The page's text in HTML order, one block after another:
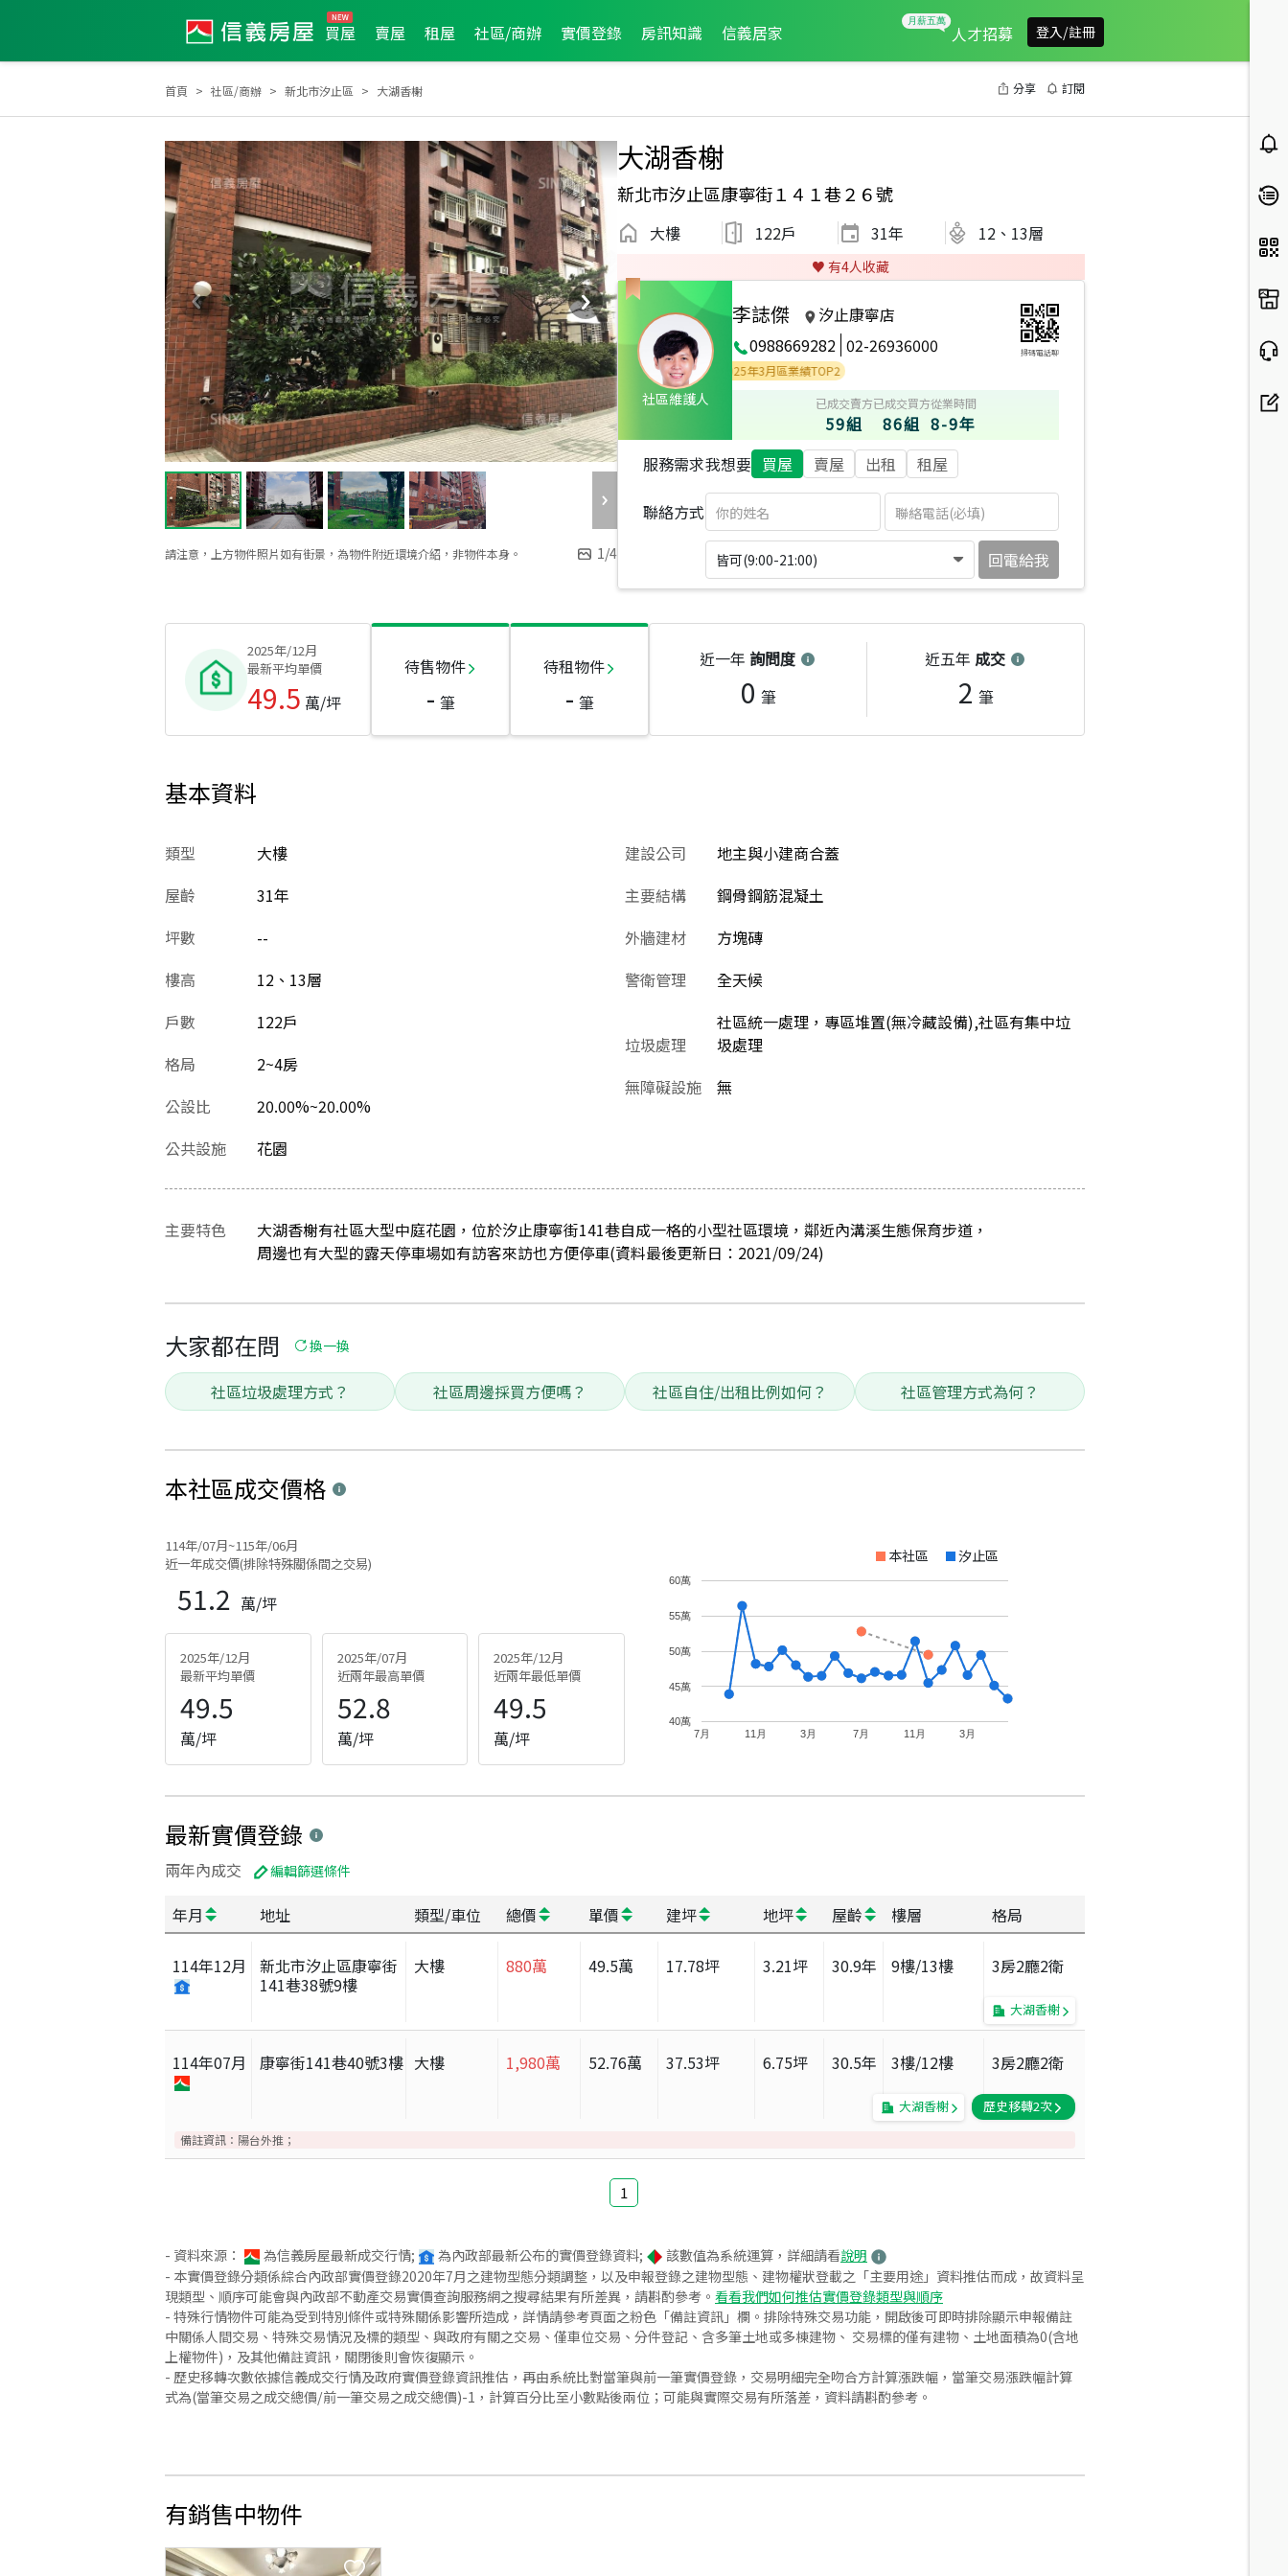
買屋 賣屋 租屋 社區/商辦 實價登錄 房訊知識 信義居家 人才招募 登入/註冊
首頁 社區/商辦 新北市汐止區 大湖香榭 分享 訂閱
請注意，上方物件照片如有街景，為物件附近環境介紹，非物件本身。 1/4
大湖香榭
新北市汐止區康寧街１４１巷２６號
大樓 122戶 31年 12、13層
♥️ 有4人收藏
社區維護人
李誌傑
汐止康寧店
0988669282 02-26936000 掃碼電話聊
2018年新秀獎 2020年第1季度服務品質獎 2026年5月區業績TOP1 2025年5月區業績TOP2
2025年3月區業績TOP2
已成交賣方
59組
已成交買方
86組
從業時間
8-9年
服務需求我想要 買屋 賣屋 出租 租屋
聯絡方式
皆可(9:00-21:00) 回電給我
2025年/12月
最新平均單價
49.5 萬/坪
待售物件
- 筆
待租物件
- 筆
近一年 詢問度
0 筆
近五年 成交
2 筆
基本資料
類型
大樓
屋齡
31年
坪數
--
樓高
12、13層
戶數
122戶
格局
2~4房
公設比
20.00%~20.00%
建設公司
地主與小建商合蓋
主要結構
鋼骨鋼筋混凝土
外牆建材
方塊磚
警衛管理
全天候
垃圾處理
社區統一處理，專區堆置(無冷藏設備),社區有集中垃
圾處理
無障礙設施
無
公共設施 花園
主要特色
大湖香榭有社區大型中庭花園，位於汐止康寧街141巷自成一格的小型社區環境，鄰近內溝溪生態保育步道，
周邊也有大型的露天停車場如有訪客來訪也方便停車(資料最後更新日：2021/09/24)
大家都在問 換一換
社區垃圾處理方式？ 社區周邊採買方便嗎？ 社區自住/出租比例如何？ 社區管理方式為何？
本社區成交價格
114年/07月~115年/06月
近一年成交價(排除特殊關係間之交易)
51.2 萬/坪
2025年/12月
最新平均單價
49.5
萬/坪
2025年/07月
近兩年最高單價
52.8
萬/坪
2025年/12月
近兩年最低單價
49.5
萬/坪
本社區 汐止區
7月 11月 3月 7月 11月 3月
40萬
45萬
50萬
55萬
60萬
最新實價登錄
兩年內成交 編輯篩選條件
年月 地址 類型/車位 總價 單價 建坪 地坪 屋齡 樓層 格局
114年12月
新北市汐止區康寧街
141巷38號9樓
大樓 880萬 49.5萬 17.78坪 3.21坪 30.9年 9樓/13樓 3房2廳2衛
大湖香榭
114年07月 康寧街141巷40號3樓 大樓 1,980萬 52.76萬 37.53坪 6.75坪 30.5年 3樓/12樓 3房2廳2衛
大湖香榭 歷史移轉2次
備註資訊： 陽台外推；
1
- 資料來源： 為信義房屋最新成交行情; 為內政部最新公布的實價登錄資料; 該數值為系統運算，詳細請看說明
- 本實價登錄分類係綜合內政部實價登錄2020年7月之建物型態分類調整，以及申報登錄之建物型態、建物權狀登載之「主要用途」資料推估而成，故資料呈
現類型、順序可能會與內政部不動產交易實價查詢服務網之搜尋結果有所差異，請斟酌參考。 看看我們如何推估實價登錄類型與順序
- 特殊行情物件可能為受到特別條件或特殊關係影響所造成，詳情請參考頁面之粉色「備註資訊」欄。排除特殊交易功能，開啟後可即時排除顯示申報備註
中關係人間交易、特殊交易情況及標的類型、與政府有關之交易、僅車位交易、分件登記、含多筆土地或多棟建物、 交易標的僅有建物、土地面積為0(含地
上權物件)，及其他備註資訊，關閉後則會恢復顯示。
- 歷史移轉次數依據信義成交行情及政府實價登錄資訊推估，再由系統比對當筆與前一筆實價登錄，交易明細完全吻合方計算漲跌幅，當筆交易漲跌幅計算
式為(當筆交易之成交總價/前一筆交易之成交總價)-1，計算百分比至小數點後兩位；可能與實際交易有所落差，資料請斟酌參考。
有銷售中物件